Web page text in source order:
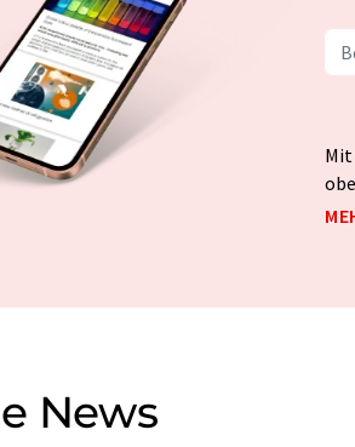
Mit
News